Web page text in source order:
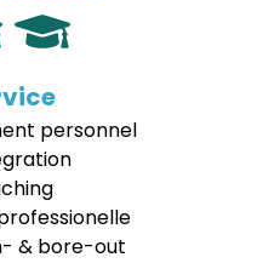
personnel
& bore-out